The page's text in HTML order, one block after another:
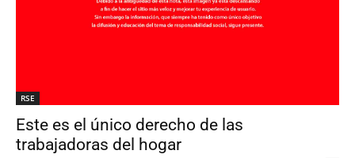
RSE
Este es el único derecho de las
trabajadoras del hogar